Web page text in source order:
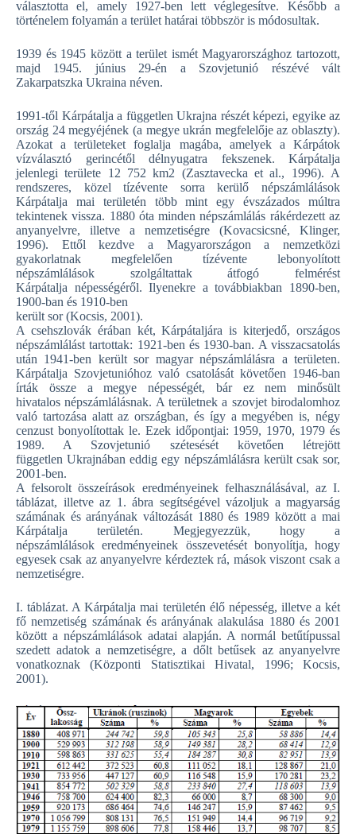
választotta el, amely 1927-ben lett véglegesítve. Később a
történelem folyamán a terület határai többször is módosultak.
1939 és 1945 között a terület ismét Magyarországhoz tartozott,
majd 1945. június 29-én a Szovjetunió részévé vált
Zakarpatszka Ukraina néven.
1991-től Kárpátalja a független Ukrajna részét képezi, egyike az
ország 24 megyéjének (a megye ukrán megfelelője az oblaszty).
Azokat a területeket foglalja magába, amelyek a Kárpátok
vízválasztó gerincétől délnyugatra fekszenek. Kárpátalja
jelenlegi területe 12 752 km2 (Zasztavecka et al., 1996). A
rendszeres, közel tízévente sorra kerülő népszámlálások
Kárpátalja mai területén több mint egy évszázados múltra
tekintenek vissza. 1880 óta minden népszámlálás rákérdezett az
anyanyelvre, illetve a nemzetiségre (Kovacsicsné, Klinger,
1996). Ettől kezdve a Magyarországon a nemzetközi
gyakorlatnak megfelelően tízévente lebonyolított
népszámlálások szolgáltattak átfogó felmérést
Kárpátalja népességéről. Ilyenekre a továbbiakban 1890-ben,
1900-ban és 1910-ben
került sor (Kocsis, 2001).
A csehszlovák érában két, Kárpátaljára is kiterjedő, országos
népszámlálást tartottak: 1921-ben és 1930-ban. A visszacsatolás
után 1941-ben került sor magyar népszámlálásra a területen.
Kárpátalja Szovjetunióhoz való csatolását követően 1946-ban
írták össze a megye népességét, bár ez nem minősült
hivatalos népszámlálásnak. A területnek a szovjet birodalomhoz
való tartozása alatt az országban, és így a megyében is, négy
cenzust bonyolítottak le. Ezek időpontjai: 1959, 1970, 1979 és
1989. A Szovjetunió szétesését követően létrejött
független Ukrajnában eddig egy népszámlálásra került csak sor,
2001-ben.
A felsorolt összeírások eredményeinek felhasználásával, az I.
táblázat, illetve az 1. ábra segítségével vázoljuk a magyarság
számának és arányának változását 1880 és 1989 között a mai
Kárpátalja területén. Megjegyezzük, hogy a
népszámlálások eredményeinek összevetését bonyolítja, hogy
egyesek csak az anyanyelvre kérdeztek rá, mások viszont csak a
nemzetiségre.
I. táblázat. A Kárpátalja mai területén élő népesség, illetve a két
fő nemzetiség számának és arányának alakulása 1880 és 2001
között a népszámlálások adatai alapján. A normál betűtípussal
szedett adatok a nemzetiségre, a dőlt betűsek az anyanyelvre
vonatkoznak (Központi Statisztikai Hivatal, 1996; Kocsis,
2001).